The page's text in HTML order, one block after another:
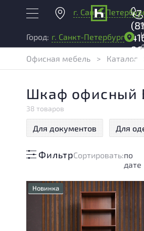
г. Санкт-
+7
99
Город: г. Санкт-Петербург
Офисная мебель > Каталог
Шкаф офисный
38 товаров
Для документов Для
ФильтрCортировать:по
дате
Новинка